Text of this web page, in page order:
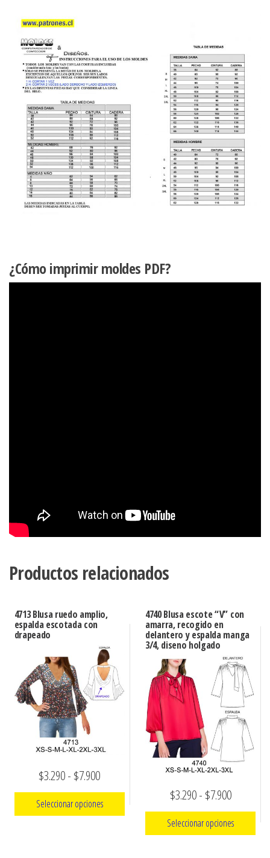
¿Cómo imprimir moldes PDF?
Productos relacionados
4713 Blusa ruedo amplio,
espalda escotada con
drapeado
$3.290- $7.900Rango
de
precios:
Seleccionar opciones
4740 Blusa escote “V” con
amarra, recogido en
delantero y espalda manga
3/4, diseno holgado
$3.290- $7.900Rango
de
precios:
Seleccionar opciones